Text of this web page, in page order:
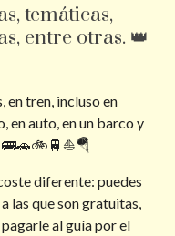
temáticas,
entre otras. 👑
en tren, incluso en
en auto, en un barco y
🚌🚗🚲🚆⛵🪂
diferente: puedes
las que son gratuitas,
al guía por el